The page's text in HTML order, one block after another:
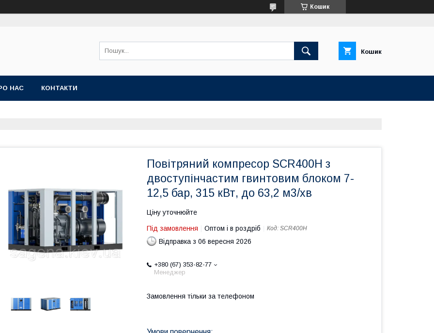
Кошик
Кошик
НАС КОНТАКТИ
Повітряний компресор SCR400H з
двоступінчастим гвинтовим блоком 7-
12,5 бар, 315 кВт, до 63,2 м3/хв
Ціну уточнюйте
Під замовлення Оптом і в роздріб Код: SCR400H
Відправка з 06 вересня 2026
+380 (67) 353-82-77
Менеджер
Замовлення тільки за телефоном